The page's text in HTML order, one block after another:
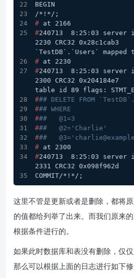
BEGIN
/*!*/;
# at 2166
#240713  8:25:03 server
2230 CRC32 0x28c1cab3
`TestDB`.`Users` mapped
# at 2230
#240713  8:25:03 server
2300 CRC32 0x204184e7
table id 89 flags:
### DELETE FROM
### WHERE
###   @1=3
###   @2='Charlie'
###
# at 2300
#240713  8:25:03 server
2331 CRC32 0x098f962d
COMMIT/*!*/;
这里不管是更新或者是删除，都将
的值都给列举了出来。而我们原来
根据条件进行的。
如果此时数据库和表没有删除，仅
那么可以根据上面的日志进行如下修